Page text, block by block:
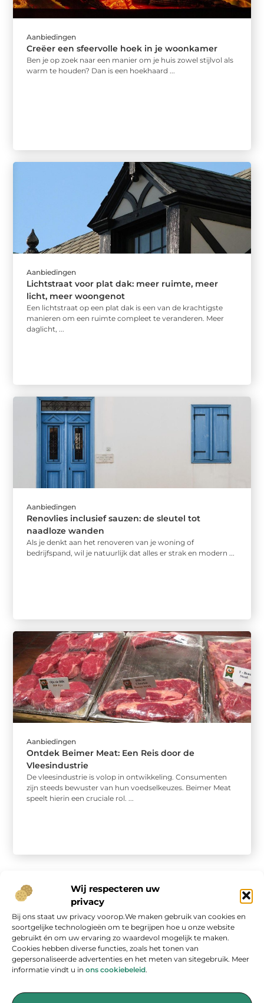
Wij respecteren uw
privacy
Bij ons staat uw privacy voorop.We maken gebruik van cookies en
soortgelijke technologieën om te begrijpen hoe u onze website
gebruikt én om uw ervaring zo waardevol mogelijk te maken.
Cookies hebben diverse functies, zoals het tonen van
gepersonaliseerde advertenties en het meten van sitegebruik. Meer
informatie vindt u in ons cookiebeleid.
Aanbiedingen
Creëer een sfeervolle hoek in je woonkamer
Ben je op zoek naar een manier om je huis zowel stijlvol als
warm te houden? Dan is een hoekhaard ...
Aanbiedingen
Lichtstraat voor plat dak: meer ruimte, meer
licht, meer woongenot
Een lichtstraat op een plat dak is een van de krachtigste
manieren om een ruimte compleet te veranderen. Meer
daglicht, ...
Aanbiedingen
Renovlies inclusief sauzen: de sleutel tot
naadloze wanden
Als je denkt aan het renoveren van je woning of
bedrijfspand, wil je natuurlijk dat alles er strak en modern ...
Aanbiedingen
Ontdek Beimer Meat: Een Reis door de
Vleesindustrie
De vleesindustrie is volop in ontwikkeling. Consumenten
zijn steeds bewuster van hun voedselkeuzes. Beimer Meat
speelt hierin een cruciale rol. ...
Onze informatie